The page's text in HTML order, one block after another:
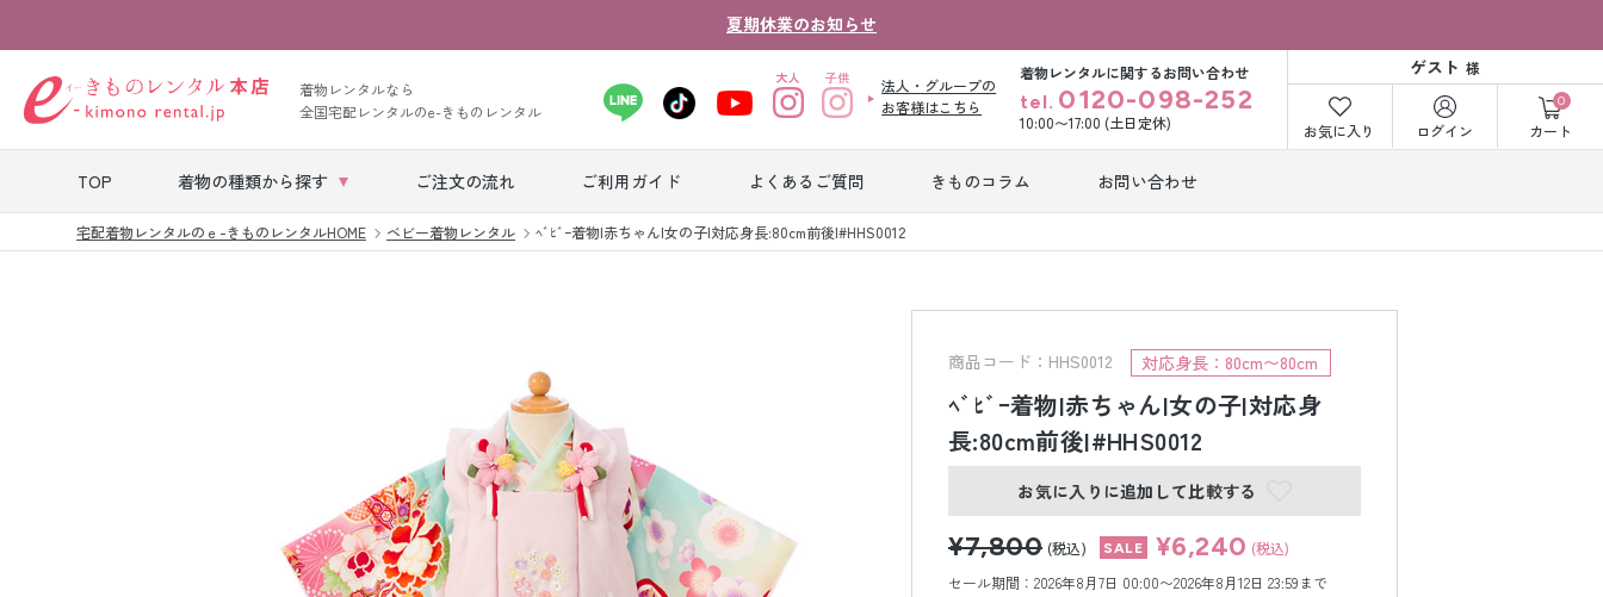
夏期休業のお知らせ
着物レンタルなら
全国宅配レンタルのe-きものレンタル
法人・グループの
お客様はこちら
着物レンタルに関するお問い合わせ
tel. 0120-098-252
10:00〜17:00 (土日定休)
ゲスト 様
お気に入り ログイン
0
カート
TOP 着物の種類から探す ご注文の流れ ご利用ガイド よくあるご質問 きものコラム お問い合わせ
七五三レンタル 振袖レンタル
卒業式袴レンタ
ル
産着レンタル
レンタル
タル
紋付袴レンタル
男性礼装レンタ
ル
色打掛&紋付袴
レンタル
引き振袖レンタ
ル
小物販売品
宅配着物レンタルのｅ-きものレンタルHOME ベビー着物レンタル ﾍﾞﾋﾞｰ着物|赤ちゃん|女の子|対応身長:80cm前後|#HHS0012
商品コード：HHS0012 対応身長：80cm〜80cm
ﾍﾞﾋﾞｰ着物|赤ちゃん|女の子|対応身
長:80cm前後|#HHS0012
お気に入りに追加して比較する
¥7,800 (税込) ¥6,240 (税込)
セール期間：2026年8月7日 00:00〜2026年8月12日 23:59まで